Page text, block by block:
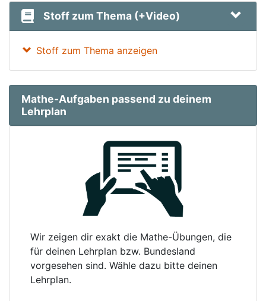
Stoff zum Thema (+Video)
Stoff zum Thema anzeigen
Mathe-Aufgaben passend zu deinem
Lehrplan
Wir zeigen dir exakt die Mathe-Übungen, die
für deinen Lehrplan bzw. Bundesland
vorgesehen sind. Wähle dazu bitte deinen
Lehrplan.